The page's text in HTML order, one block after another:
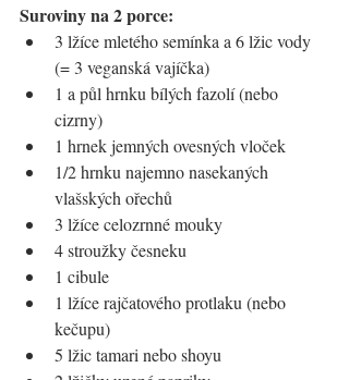
Suroviny na 2 porce:
3 lžíce mletého semínka a 6 lžic vody
(= 3 veganská vajíčka)
1 a půl hrnku bílých fazolí (nebo
cizrny)
1 hrnek jemných ovesných vloček
1/2 hrnku najemno nasekaných
vlašských ořechů
3 lžíce celozrnné mouky
4 stroužky česneku
1 cibule
1 lžíce rajčatového protlaku (nebo
kečupu)
5 lžic tamari nebo shoyu